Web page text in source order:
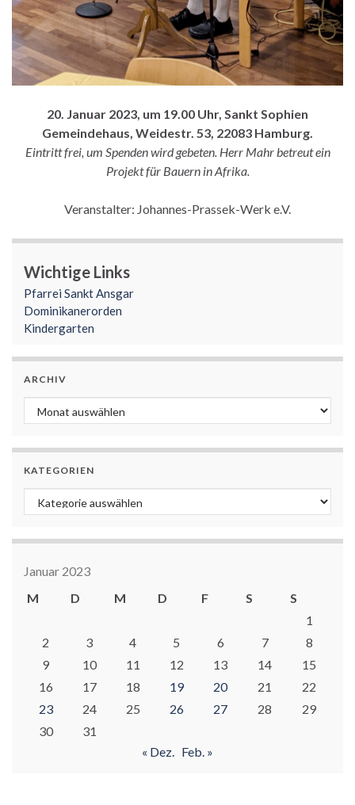
20. Januar 2023, um 19.00 Uhr, Sankt Sophien
Gemeindehaus, Weidestr. 53, 22083 Hamburg.
Eintritt frei, um Spenden wird gebeten. Herr Mahr betreut ein
Projekt für Bauern in Afrika.
Veranstalter: Johannes-Prassek-Werk e.V.
Wichtige Links
Pfarrei Sankt Ansgar
Dominikanerorden
Kindergarten
ARCHIV
Archiv
KATEGORIEN
Kategorien
Januar 2023
M
D M D F S
S
1
2
3 4 5 6 7
8
9
10 11 12 13 14
15
16
17 18 19 20 21
22
23
24 25 26 27 28
29
30
31
« Dez.
Feb. »